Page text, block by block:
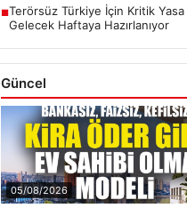
■Terörsüz Türkiye İçin Kritik
Gelecek Haftaya Hazırlanıyor
Güncel
05/08/2026